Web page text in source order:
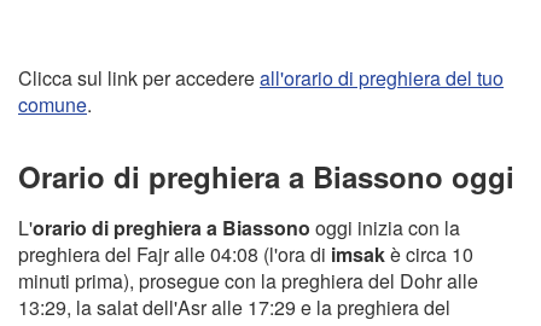
Clicca sul link per accedereall'orario di preghiera del tuo
comune.
Orario di preghiera a Biassono oggi
L'orario di preghiera a Biassono oggi inizia con la
preghiera del Fajr alle 04:08 (l'ora di imsakè circa 10
minuti prima), prosegue con la preghiera del Dohr alle
13:29, la salat dell'Asr alle 17:29 e la preghiera del